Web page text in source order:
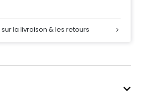
la livraison & les retours